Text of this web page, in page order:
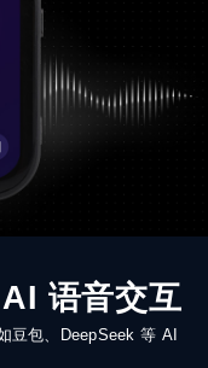
语音交互
豆包、DeepSeek 等 AI